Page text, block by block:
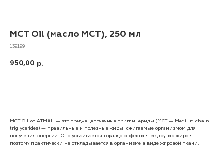
MCT Oil (масло МСТ), 250 мл
139199
950,00 р.
МCT OIL от АТМАН — это среднецепочечные триглицериды (MCT — Medium chain
triglycerides) — правильные и полезные жиры, сжигаемые организмом для
получения энергии. Оно усваивается гораздо эффективнее других жиров,
поэтому практически не откладывается в организме в виде жировой ткани.